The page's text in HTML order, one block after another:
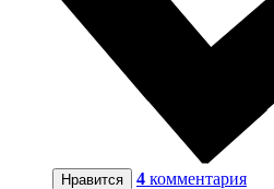
Нравится 4 комментария